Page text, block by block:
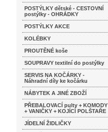
POSTÝLKY dětské - CESTOVNÍ
postýlky - OHRÁDKY
POSTÝLKY AKCE
KOLÉBKY
PROUTĚNÉ koše
SOUPRAVY textilní do postýlky
SERVIS NA KOČÁRKY -
Náhradní díly ke kočárku
NÁBYTEK A JINÉ ZBOŽÍ
PŘEBALOVACÍ pulty + KOMODY
+ VANIČKY + KOJÍCÍ POLŠTAŘE
JÍDELNÍ ŽIDLIČKY